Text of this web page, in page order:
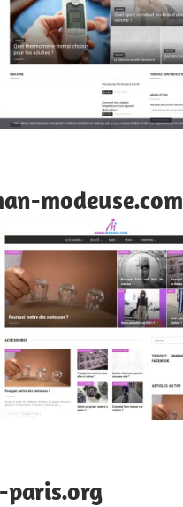
modeuse.com
paris.org